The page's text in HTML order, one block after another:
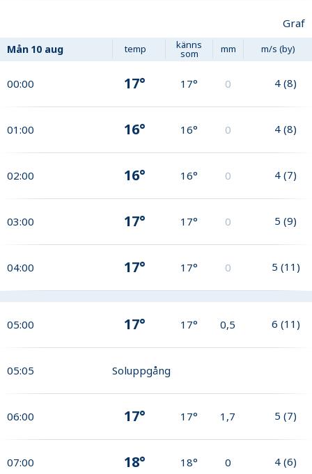
Graf
Mån 10 aug temp känns
som mm m/s (by)
00:00 17° 17° 0 4 (8)
01:00 16° 16° 0 4 (8)
02:00 16° 16° 0 4 (7)
03:00 17° 17° 0 5 (9)
04:00 17° 17° 0 5 (11)
05:00 17° 17° 0,5 6 (11)
05:05 Soluppgång
06:00 17° 17° 1,7 5 (7)
07:00 18° 18° 0 4 (6)